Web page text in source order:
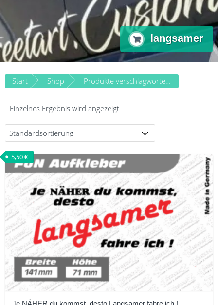
langsamer
Start Shop Produkte verschlagwortet mit „langsamer“
Einzelnes Ergebnis wird angezeigt
5,50€